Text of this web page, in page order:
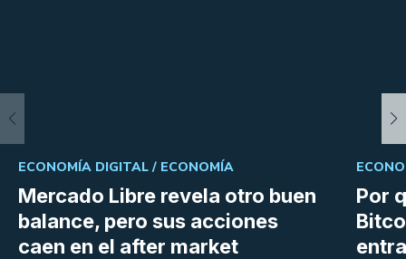
Mercado Libre revela otro buen
balance, pero sus acciones
caen en el after market
ECONOMÍA DIGITAL / ECONOMÍA
Por